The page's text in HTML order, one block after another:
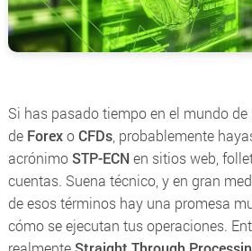
Si has pasado tiempo en el mundo de
de ForexoCFDs, probablemente
acrónimoSTP-ECN en sitios web,
cuentas. Suena técnico, y en gran
de esos términos hay una promesa
cómo se ejecutan tus operaciones.